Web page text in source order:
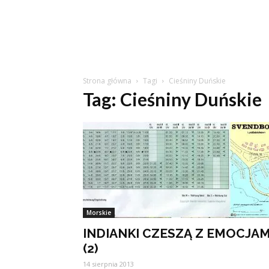
Strona główna Tagi Cieśniny Duńskie
Tag: Cieśniny Duńskie
Morskie
INDIANKI CZESZĄ Z
(2)
14 sierpnia 2013